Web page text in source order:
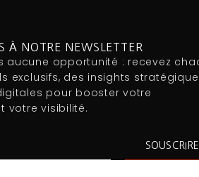
À NOTRE NEWSLETTER
aucune opportunité : recevez
exclusifs, des insights
pour booster votre
votre visibilité.
SOUSCRIRE